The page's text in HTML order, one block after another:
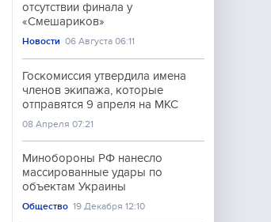
отсутствии финала у
«Смешариков»
Новости 06 Августа 06:11
Госкомиссия утвердила имена
членов экипажа, которые
отправятся 9 апреля на МКС
08 Апреля 07:21
Минобороны РФ нанесло
массированные удары по
объектам Украины
Общество 19 Декабря 12:10